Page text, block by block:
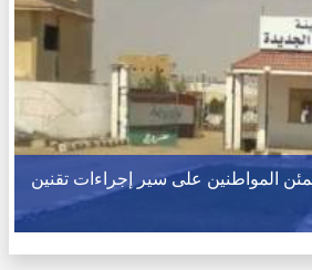
المواطنين على سير إجراءات تقنين